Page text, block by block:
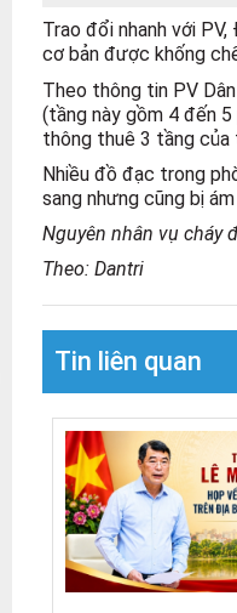
Trao đổi nhanh với
cơ bản được khống
Theo thông tin PV
(tầng này gồm 4 đến
thông thuê 3 tầng của
Nhiều đồ đạc trong
sang nhưng cũng bị ám
Nguyên nhân vụ cháy
Theo: Dantri
Tin liên quan